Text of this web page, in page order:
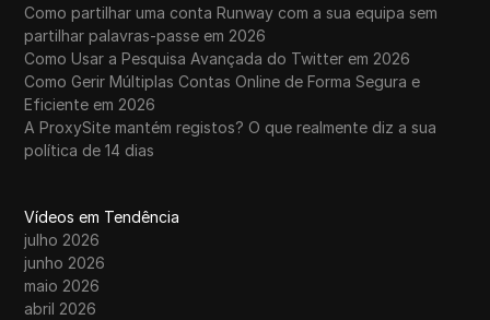
Como partilhar uma conta Runway com a sua equipa sem
partilhar palavras-passe em 2026
Como Usar a Pesquisa Avançada do Twitter em 2026
Como Gerir Múltiplas Contas Online de Forma Segura e
Eficiente em 2026
A ProxySite mantém registos? O que realmente diz a sua
política de 14 dias
Vídeos em Tendência
julho 2026
junho 2026
maio 2026
abril 2026